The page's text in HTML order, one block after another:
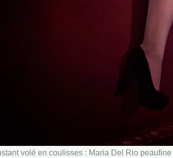
volé en coulisses : Maria Del Rio